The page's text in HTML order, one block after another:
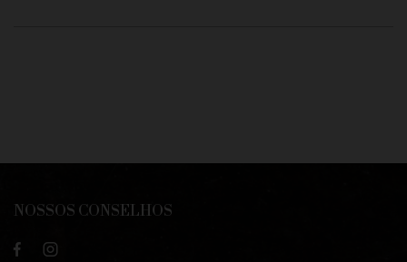
NOSSOS CONSELHOS